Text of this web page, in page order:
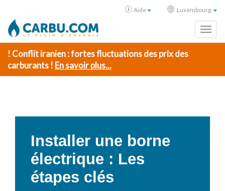
Aide Luxembourg
! Conflit iranien : fortes fluctuations des prix des
carburants ! En savoir plus...
Installer une borne
électrique : Les
étapes clés